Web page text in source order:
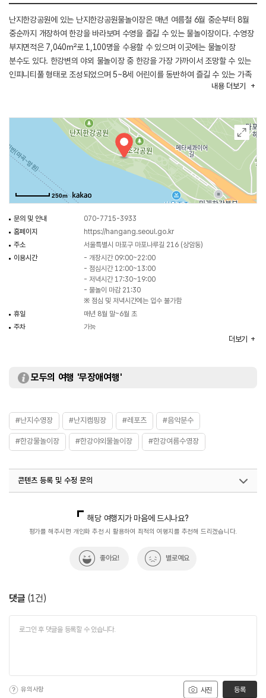
난지한강공원에 있는 난지한강공원물놀이장은 매년 여름철 6월 중순부터 8월
중순까지 개장하여 한강을 바라보며 수영을 즐길 수 있는 물놀이장이다. 수영장
부지면적은 7,040㎡로 1,100명을 수용할 수 있으며 이곳에는 물놀이장
분수도 있다. 한강변의 야외 물놀이장 중 한강을 가장 가까이서 조망할 수 있는
인피니티풀 형태로 조성되었으며 5~8세 어린이를 동반하여 즐길 수 있는 가족
물놀이장이다. 물놀이장 개장 시에만 운영하는 물놀이장 분수는 다양한 음악에
주위에 난지 캠핑장, MTB 연습장, 익스트림장과 모래놀이터가 있어서 물놀이와
함께 여러 가지 활동을 함께 할 수 있다. 도보 5분 거리에 보행교를 통해
하늘공원과 노을공원이 이어져 있어서 물놀이 후 산책도 가능하다.
내용 더보기
250m
문의 및 안내
070-7715-3933
홈페이지
https://hangang.seoul.go.kr
주소
서울특별시 마포구 마포나루길 216 (상암동)
이용시간
- 개장시간 09:00~22:00
- 점심시간 12:00~13:00
- 저녁시간 17:30~19:00
- 물놀이 마감 21:30
※ 점심 및 저녁시간에는 입수 불가함
휴일
매년 8월 말~6월 초
주차
가능
- 성인 3,000원
더보기
모두의 여행 '무장애여행'
#난지수영장 #난지캠핑장 #레포츠 #음악분수
#한강물놀이장 #한강야외물놀이장 #한강여름수영장
콘텐츠 등록 및 수정 문의
해당 여행지가 마음에 드시나요?
평가를 해주시면 개인화 추천 시 활용하여 최적의 여행지를 추천해 드리겠습니다.
좋아요! 별로예요
댓글 (1건)
사진
유의사항 등록